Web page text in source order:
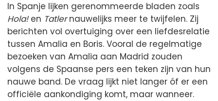
In Spanje lijken gerenommeerde bladen zoals
Hola!en Tatlernauwelijks meer te twijfelen. Zij
berichten vol overtuiging over een liefdesrelatie
tussen Amalia en Boris. Vooral de regelmatige
bezoeken van Amalia aan Madrid zouden
volgens de Spaanse pers een teken zijn van hun
nauwe band. De vraag lijkt niet langer óf er een
officiële aankondiging komt, maar wanneer.